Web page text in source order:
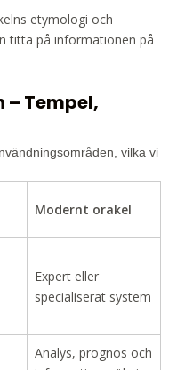
etymologi och
titta på informationen på
Tempel,
vilka vi
Modernt orakel
Expert eller
specialiserat system
Analys, prognos och